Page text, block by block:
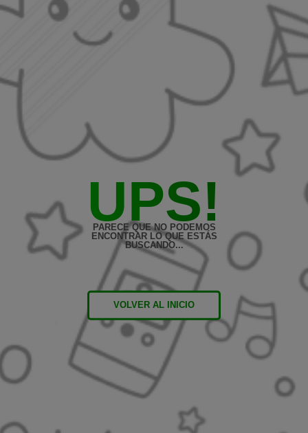
UPS!
PARECE QUE NO PODEMOS
ENCONTRAR LO QUE ESTÁS
BUSCANDO...
VOLVER AL INICIO